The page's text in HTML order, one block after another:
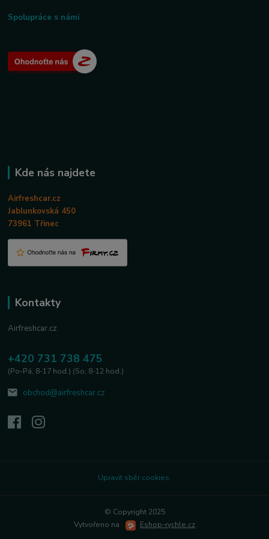
Spolupráce s námi
Kde nás najdete
Airfreshcar.cz
Jablunkovská 450
73961 Třinec
Kontakty
Airfreshcar.cz
+420 731 738 475
(Po-Pá, 8-17 hod.) (So, 8-12 hod.)
obchod@airfreshcar.cz
Upravit sběr cookies.
© Copyright 2025
Vytvořeno na
Eshop-rychle.cz